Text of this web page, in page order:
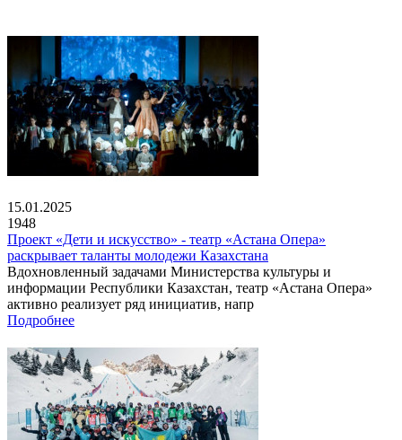
15.01.2025
1948
Проект «Дети и искусство» - театр «Астана Опера»
раскрывает таланты молодежи Казахстана
Вдохновленный задачами Министерства культуры и
информации Республики Казахстан, театр «Астана Опера»
активно реализует ряд инициатив, напр
Подробнее